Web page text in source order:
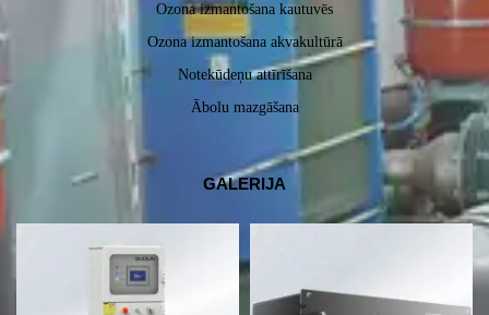
Ozona izmantošana kautuvēs
Ozona izmantošana akvakultūrā
Notekūdeņu attīrīšana
Ābolu mazgāšana
GALERIJA